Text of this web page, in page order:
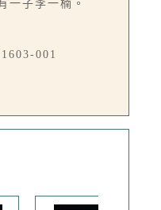
一子李一楠。
001